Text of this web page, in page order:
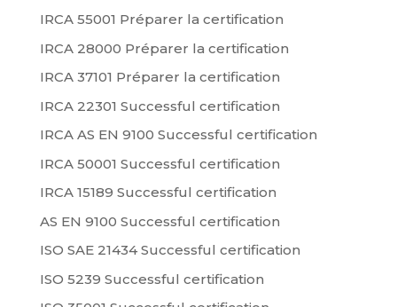
IRCA 55001 Préparer la certification
IRCA 28000 Préparer la certification
IRCA 37101 Préparer la certification
IRCA 22301 Successful certification
IRCA AS EN 9100 Successful certification
IRCA 50001 Successful certification
IRCA 15189 Successful certification
AS EN 9100 Successful certification
ISO SAE 21434 Successful certification
ISO 5239 Successful certification